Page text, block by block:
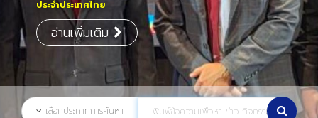
ประจำประเทศไทย
อ่านเพิ่มเติม
เลือกประเภทการค้นหา